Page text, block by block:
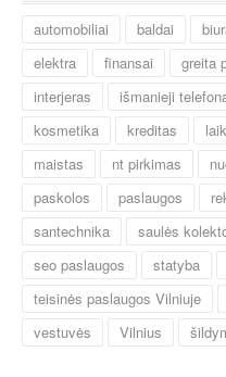
automobiliai baldai
elektra
finansai greita
interjeras
išmanieji
kosmetika
kreditas
maistas
nt pirkimas
paskolos
paslaugos
santechnika
saulės
seo paslaugos
statyba
teisinės paslaugos Vilniuje
vestuvės
Vilnius